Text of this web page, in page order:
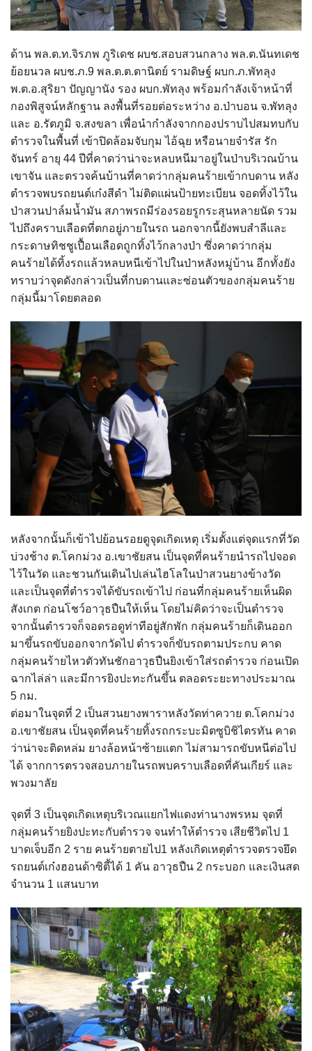
ด้าน พล.ต.ท.จิรภพ ภูริเดช ผบช.สอบสวนกลาง พล.ต.นันทเดช
ย้อยนวล ผบช.ภ.9 พล.ต.ต.ตานิตย์ รามดิษฐ์ ผบก.ภ.พัทลุง
พ.ต.อ.สุริยา ปัญญานัง รอง ผบก.พัทลุง พร้อมกำลังเจ้าหน้าที่
กองพิสูจน์หลักฐาน ลงพื้นที่รอยต่อระหว่าง อ.ป่าบอน จ.พัทลุง
และ อ.รัตภูมิ จ.สงขลา เพื่อนำกำลังจากกองปราบไปสมทบกับ
ตำรวจในพื้นที่ เข้าปิดล้อมจับกุม ไอ้ฉุย หรือนายจำรัส รัก
จันทร์ อายุ 44 ปีที่คาดว่าน่าจะหลบหนีมาอยู่ในป่าบริเวณบ้าน
เขาจัน และตรวจค้นบ้านที่คาดว่ากลุ่มคนร้ายเข้ากบดาน หลัง
ตำรวจพบรถยนต์เก๋งสีดำ ไม่ติดแผ่นป้ายทะเบียน จอดทิ้งไว้ใน
ป่าสวนปาล์มน้ำมัน สภาพรถมีร่องรอยรูกระสุนหลายนัด รวม
ไปถึงคราบเลือดที่ตกอยู่ภายในรถ นอกจากนี้ยังพบสำลีและ
กระดาษทิชชูเปื้อนเลือดถูกทิ้งไว้กลางป่า ซึ่งคาดว่ากลุ่ม
คนร้ายได้ทิ้งรถแล้วหลบหนีเข้าไปในป่าหลังหมู่บ้าน อีกทั้งยัง
ทราบว่าจุดดังกล่าวเป็นที่กบดานและซ่อนตัวของกลุ่มคนร้าย
กลุ่มนี้มาโดยตลอด
หลังจากนั้นก็เข้าไปย้อนรอยดูจุดเกิดเหตุ เริ่มตั้งแต่จุดแรกที่วัด
บ่วงช้าง ต.โคกม่วง อ.เขาชัยสน เป็นจุดที่คนร้ายนำรถไปจอด
ไว้ในวัด และชวนกันเดินไปเล่นไฮโลในป่าสวนยางข้างวัด
และเป็นจุดที่ตำรวจได้ขับรถเข้าไป ก่อนที่กลุ่มคนร้ายเห็นผิด
สังเกต ก่อนโชว์อาวุธปืนให้เห็น โดยไม่คิดว่าจะเป็นตำรวจ
จากนั้นตำรวจก็จอดรอดูท่าทีอยู่สักพัก กลุ่มคนร้ายก็เดินออก
มาขึ้นรถขับออกจากวัดไป ตำรวจก็ขับรถตามประกบ คาด
กลุ่มคนร้ายไหวตัวทันชักอาวุธปืนยิงเข้าใส่รถตำรวจ ก่อนเปิด
ฉากไล่ล่า และมีการยิงปะทะกันขึ้น ตลอดระยะทางประมาณ
5 กม.
ต่อมาในจุดที่ 2 เป็นสวนยางพาราหลังวัดท่าควาย ต.โคกม่วง
อ.เขาชัยสน เป็นจุดที่คนร้ายทิ้งรถกระบะมิตซูบิชิไตรทัน คาด
ว่าน่าจะติดหล่ม ยางล้อหน้าซ้ายแตก ไม่สามารถขับหนีต่อไป
ได้ จากการตรวจสอบภายในรถพบคราบเลือดที่คันเกียร์ และ
พวงมาลัย
จุดที่ 3 เป็นจุดเกิดเหตุบริเวณแยกไฟแดงท่านางพรหม จุดที่
กลุ่มคนร้ายยิงปะทะกับตำรวจ จนทำให้ตำรวจ เสียชีวิตไป 1
บาดเจ็บอีก 2 ราย คนร้ายตายไป1 หลังเกิดเหตุตำรวจตรวจยึด
รถยนต์เก๋งฮอนด้าซิตี้ได้ 1 คัน อาวุธปืน 2 กระบอก และเงินสด
จำนวน 1 แสนบาท